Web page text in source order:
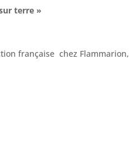
terre »
française chez Flammarion,